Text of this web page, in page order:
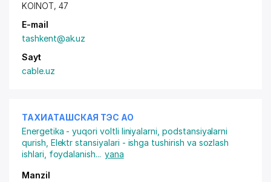
KOINOT, 47
E-mail
tashkent@ak.uz
Sayt
cable.uz
ТАХИАТАШСКАЯ ТЭС АО
Energetika - yuqori voltli liniyalarni, podstansiyalarni
qurish Elektr stansiyalari - ishga tushirish va sozlash
ishlari, foydalanish... yana
Manzil